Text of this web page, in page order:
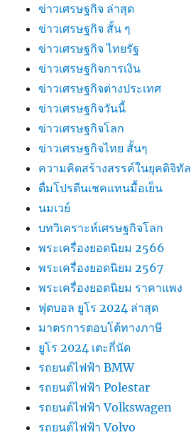
ข่าวเศรษฐกิจ ล่าสุด
ข่าวเศรษฐกิจ สั้น ๆ
ข่าวเศรษฐกิจ ไทยรัฐ
ข่าวเศรษฐกิจการเงิน
ข่าวเศรษฐกิจต่างประเทศ
ข่าวเศรษฐกิจวันนี้
ข่าวเศรษฐกิจโลก
ข่าวเศรษฐกิจไทย สั้นๆ
ความคิดสร้างสรรค์ในยุคดิจิทัล
ดื่มโปรตีนเชคแทนมื้อเย็น
นมเวย์
บทวิเคราะห์เศรษฐกิจโลก
พระเครื่องยอดนิยม 2566
พระเครื่องยอดนิยม 2567
พระเครื่องยอดนิยม ราคาแพง
ฟุตบอล ยูโร 2024 ล่าสุด
มาตรการตอบโต้ทางภาษี
ยูโร 2024 เตะกี่นัด
รถยนต์ไฟฟ้า BMW
รถยนต์ไฟฟ้า Polestar
รถยนต์ไฟฟ้า Volkswagen
รถยนต์ไฟฟ้า Volvo